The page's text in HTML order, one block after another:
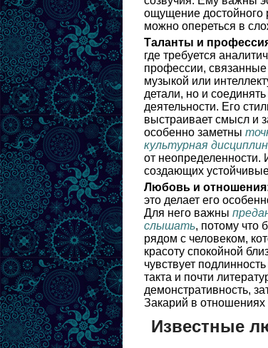
ощущение достойного
можно опереться в
Таланты и
где требуется
профессии,
музыкой или
детали, но и
деятельности. Его
выстраивает смысл и
особенно заметны
культурная
от
создающих
Любовь и
это делает его
Для него важны
слышать, потому что
рядом с человеком,
красоту спокойной
чувствует
такта и почти
демонстративность,
Закарий в отношениях
Известные